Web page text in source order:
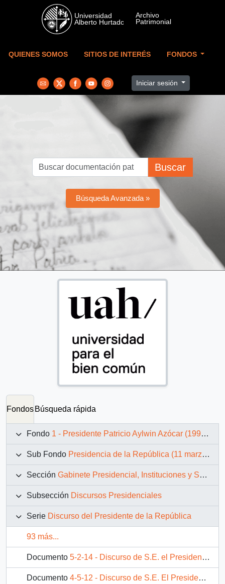
Skip to main content
QUIENES SOMOS SITIOS DE INTERÉS FONDOS
Iniciar sesión
Buscar
Búsqueda Avanzada »
Fondos Búsqueda rápida
Fondo 1 - Presidente Patricio Aylwin Azócar (1990-1994)
Sub Fondo Presidencia de la República (11 marzo 1990 – 11 marzo 1994)
Sección Gabinete Presidencial, Instituciones y Servicios
Subsección Discursos Presidenciales
Serie Discurso del Presidente de la República
93 más...
Documento 5-2-14 - Discurso de S.E. el Presidente de la República, D. Patricio Aylwin Azocar, en la Academia de Ciencias de la Federación Rusa.
Documento 4-5-12 - Discurso de S.E. El Presidente de la República, D. Patricio Aylwin Azocar, en cena ofrecida al Primer Ministro de Jamaica D. Percival Patterson